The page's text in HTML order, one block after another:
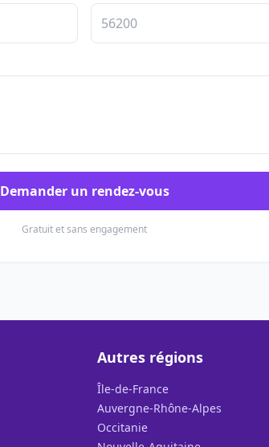
Demander un rendez-vous
Gratuit et sans engagement
Autres régions
Île-de-France
Auvergne-Rhône-Alpes
Occitanie